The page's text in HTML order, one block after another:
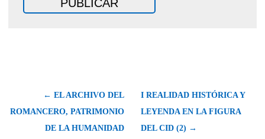
← EL ARCHIVO DEL
ROMANCERO, PATRIMONIO
DE LA HUMANIDAD
I REALIDAD HISTÓRICA Y
LEYENDA EN LA FIGURA
DEL CID (2) →